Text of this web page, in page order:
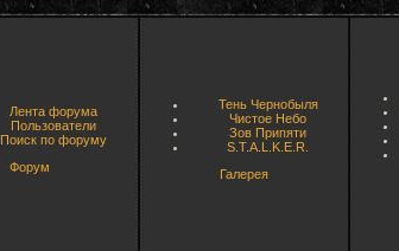
Лента форума
Пользователи
Поиск по форуму
Форум
Тень Чернобыля
Чистое Небо
Зов Припяти
S.T.A.L.K.E.R.
Галерея